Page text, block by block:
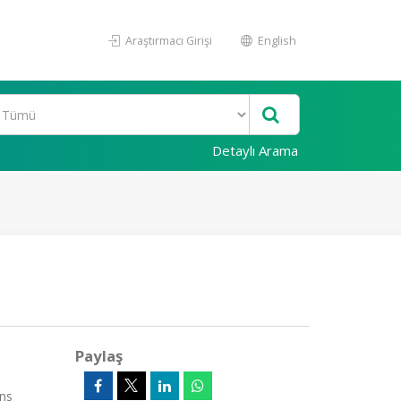
Araştırmacı Girişi English
Detaylı Arama
Paylaş